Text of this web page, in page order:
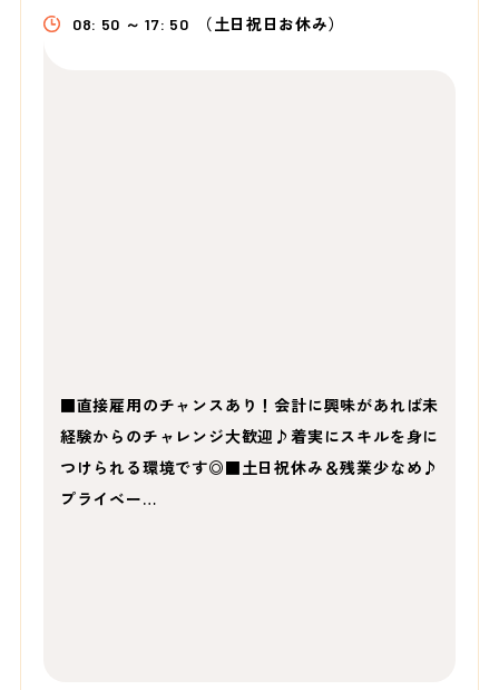
08: 50 ～ 17: 50 （土日祝日お休み）
■直接雇用のチャンスあり！会計に興味があれば未
経験からのチャレンジ大歓迎♪着実にスキルを身に
つけられる環境です◎■土日祝休み＆残業少なめ♪
プライベー…